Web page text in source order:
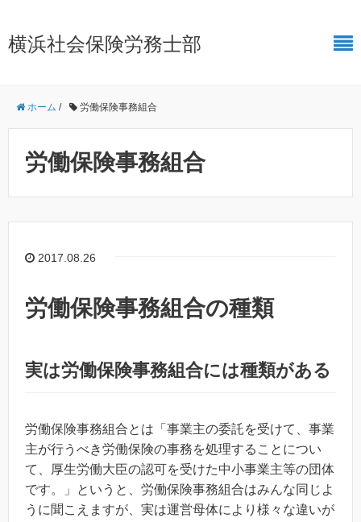
横浜社会保険労務士部
ホーム / 労働保険事務組合
労働保険事務組合
2017.08.26
労働保険事務組合の種類
実は労働保険事務組合には種類がある
労働保険事務組合とは「事業主の委託を受けて、事業
主が行うべき労働保険の事務を処理することについ
て、厚生労働大臣の認可を受けた中小事業主等の団体
です。」というと、労働保険事務組合はみんな同じよ
うに聞こえますが、実は運営母体により様々な違いが